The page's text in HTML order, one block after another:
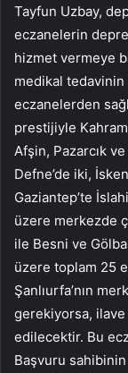
Tayfun Uzbay,
eczanelerin
hizmet vermeye
medikal
eczanelerden
prestijiyle
Afşin, Pazarcık
Defne’de iki,
Gaziantep’te
üzere merkezde
ile Besni ve
üzere toplam 25
Şanlıurfa’nın
gerekiyorsa,
edilecektir. Bu
Başvuru